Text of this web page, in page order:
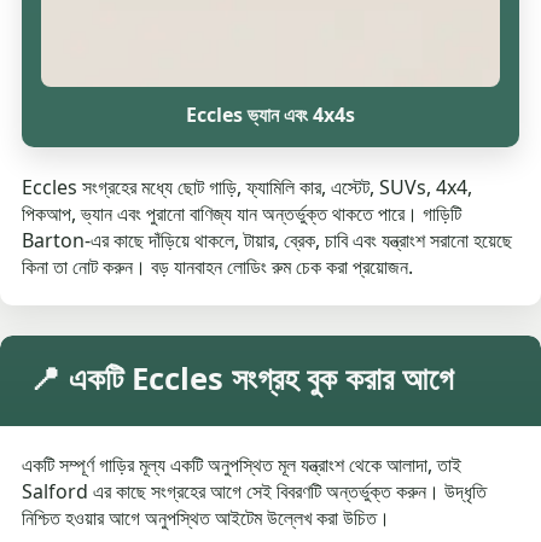
Eccles ভ্যান এবং 4x4s
Eccles সংগ্রহের মধ্যে ছোট গাড়ি, ফ্যামিলি কার, এস্টেট, SUVs, 4x4,
পিকআপ, ভ্যান এবং পুরানো বাণিজ্য যান অন্তর্ভুক্ত থাকতে পারে। গাড়িটি
Barton-এর কাছে দাঁড়িয়ে থাকলে, টায়ার, ব্রেক, চাবি এবং যন্ত্রাংশ সরানো হয়েছে
কিনা তা নোট করুন। বড় যানবাহন লোডিং রুম চেক করা প্রয়োজন.
📍 একটি Eccles সংগ্রহ বুক করার আগে
একটি সম্পূর্ণ গাড়ির মূল্য একটি অনুপস্থিত মূল যন্ত্রাংশ থেকে আলাদা, তাই
Salford এর কাছে সংগ্রহের আগে সেই বিবরণটি অন্তর্ভুক্ত করুন। উদ্ধৃতি
নিশ্চিত হওয়ার আগে অনুপস্থিত আইটেম উল্লেখ করা উচিত।